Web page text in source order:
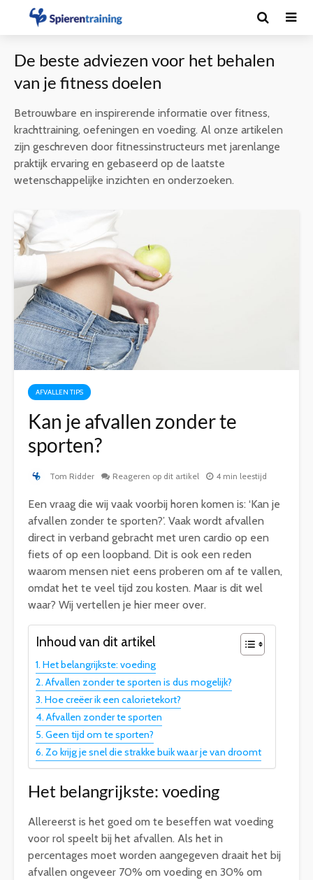
De beste adviezen voor het behalen
van je fitness doelen
Betrouwbare en inspirerende informatie over fitness,
krachttraining, oefeningen en voeding. Al onze artikelen
zijn geschreven door fitnessinstructeurs met jarenlange
praktijk ervaring en gebaseerd op de laatste
wetenschappelijke inzichten en onderzoeken.
AFVALLEN TIPS
Kan je afvallen zonder te
sporten?
Tom Ridder Reageren op dit artikel 4 min leestijd
Een vraag die wij vaak voorbij horen komen is: ‘Kan je
afvallen zonder te sporten?’. Vaak wordt afvallen
direct in verband gebracht met uren cardio op een
fiets of op een loopband. Dit is ook een reden
waarom mensen niet eens proberen om af te vallen,
omdat het te veel tijd zou kosten. Maar is dit wel
waar? Wij vertellen je hier meer over.
Inhoud van dit artikel
Het belangrijkste: voeding
Afvallen zonder te sporten is dus mogelijk?
Hoe creëer ik een calorietekort?
Afvallen zonder te sporten
Geen tijd om te sporten?
Zo krijg je snel die strakke buik waar je van droomt
Het belangrijkste: voeding
Allereerst is het goed om te beseffen wat voeding
voor rol speelt bij het afvallen. Als het in
percentages moet worden aangegeven draait het bij
afvallen ongeveer 70% om voeding en 30% om